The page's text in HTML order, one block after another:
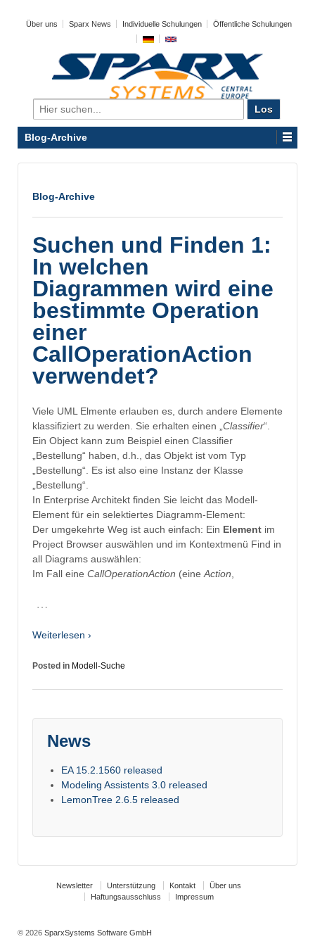
Über uns Sparx News Individuelle Schulungen Öffentliche Schulungen
Search
for:
Blog-Archive
Blog-Archive
Suchen und Finden 1:
In welchen
Diagrammen wird eine
bestimmte Operation
einer
CallOperationAction
verwendet?
Viele UML Elmente erlauben es, durch andere Elemente
klassifiziert zu werden. Sie erhalten einen „ Classifier“.
Ein Object kann zum Beispiel einen Classifier
„Bestellung“ haben, d.h., das Objekt ist vom Typ
„Bestellung“. Es ist also eine Instanz der Klasse
„Bestellung“.
In Enterprise Architekt finden Sie leicht das Modell-
Element für ein selektiertes Diagramm-Element:
Der umgekehrte Weg ist auch einfach: Ein Element im
Project Browser auswählen und im Kontextmenü Find in
all Diagrams auswählen:
Im Fall eine CallOperationAction (eine Action
…
Weiterlesen ›
Posted in Modell-Suche
News
EA 15.2.1560 released
Modeling Assistents 3.0 released
LemonTree 2.6.5 released
Newsletter Unterstützung Kontakt
Über uns
Haftungsausschluss
Impressum
© 2026 SparxSystems Software GmbH